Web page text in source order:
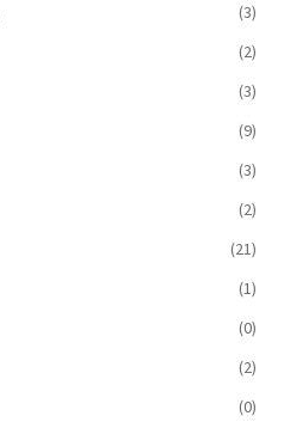
(3)
(2)
(3)
(9)
(3)
(2)
(21)
(1)
(0)
(2)
(0)